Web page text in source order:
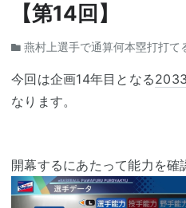
【第14回】
燕村上選手で通算何本塁打打て
今回は企画14年目となる
なります。
開幕するにあたって能力を確